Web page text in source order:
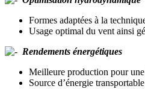
Formes adaptées à la
Usage optimal du vent ainsi
Rendements énergétiques
Meilleure production pour
Source d’énergie